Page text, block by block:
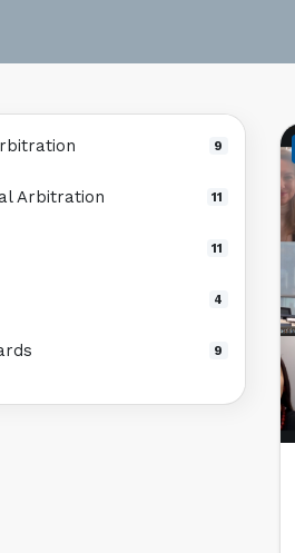
9
Arbitration 11
11
4
9